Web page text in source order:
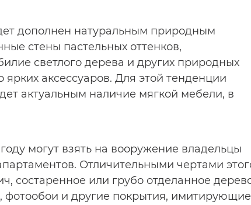
дополнен натуральным природным
стены пастельных оттенков,
светлого дерева и других природных
аксессуаров. Для этой тенденции
актуальным наличие мягкой мебели, в
году могут взять на вооружение владельцы
Отличительными чертами
состаренное или грубо отделанное
фотообои и другие покрытия, имитирующие